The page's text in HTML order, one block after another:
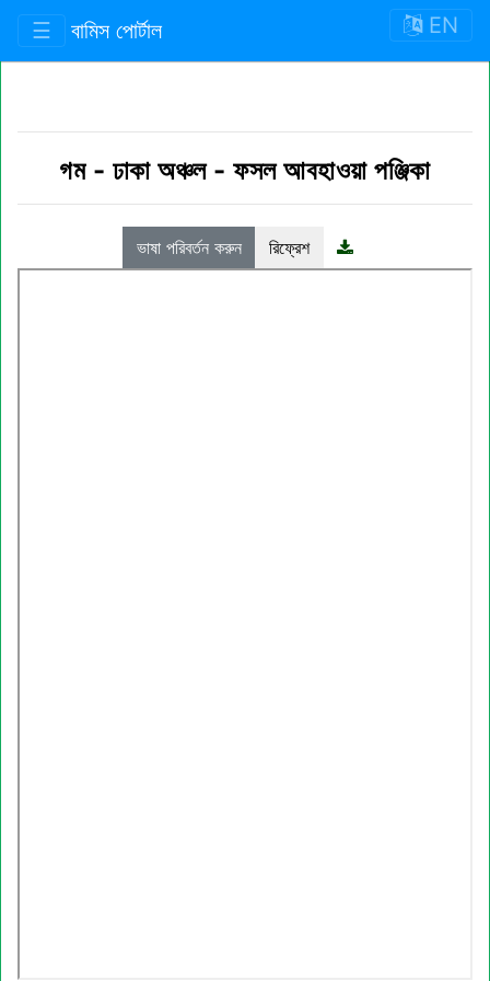
☰ বামিস পোর্টাল EN
গম - ঢাকা অঞ্চল-ফসল আবহাওয়া পঞ্জিকা
ভাষা পরিবর্তন করুন রিফ্রেশ